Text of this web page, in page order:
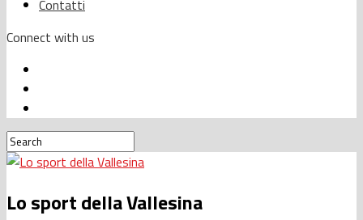
Contatti
Connect with us
Lo sport della Vallesina